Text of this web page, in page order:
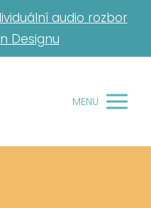
audio rozbor
Designu
MENU